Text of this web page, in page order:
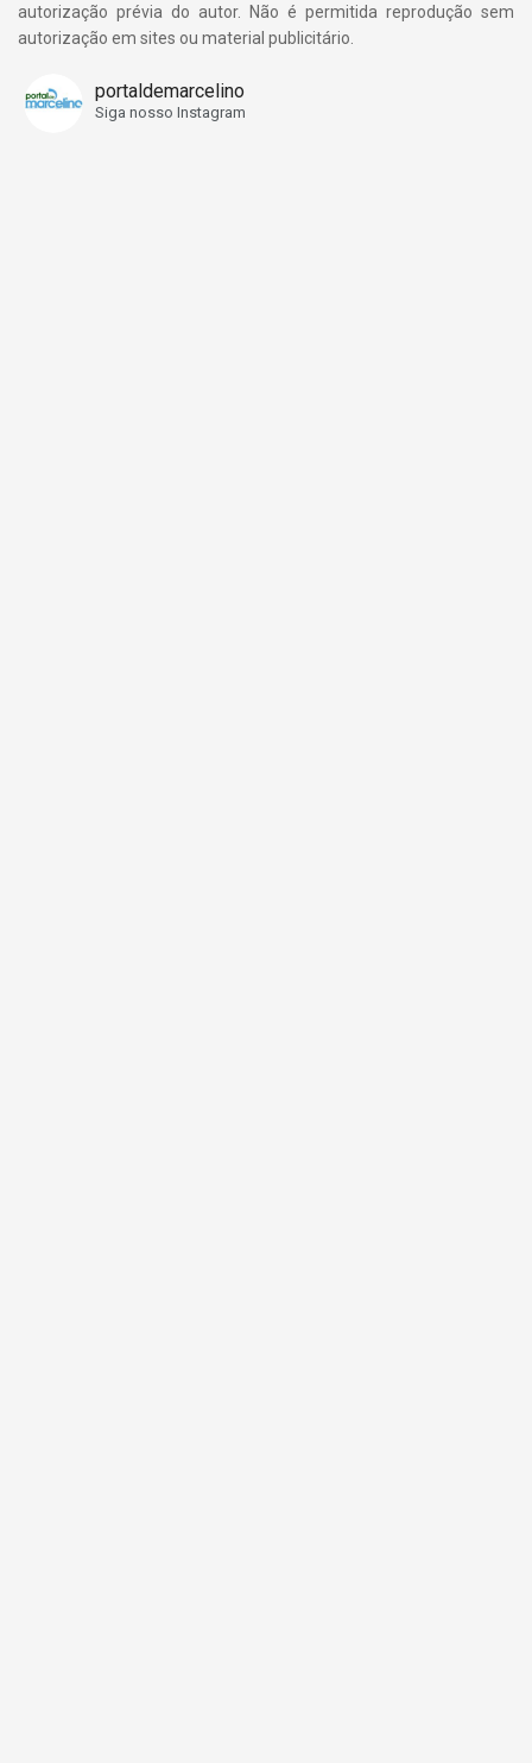
autorização prévia do autor. Não é permitida reprodução sem
autorização em sites ou material publicitário.
portaldemarcelino
Siga nosso Instagram